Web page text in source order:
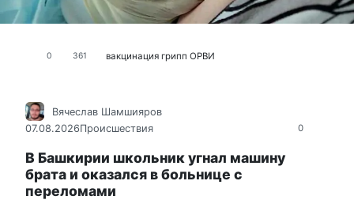
0 361 вакцинация грипп ОРВИ
0
Вячеслав Шамшияров
07.08.2026Происшествия
В Башкирии школьник угнал машину
брата и оказался в больнице с
переломами